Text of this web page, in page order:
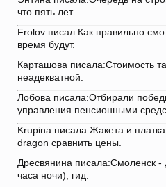
что пять лет.
Frolov писал:Как правильно
время будут.
Карташова писала:Стоимость
неадекватной.
Лобова писала:Отбирали
управления пенсионными
Krupina писала:Жакета и платка
dragon сравнить цены.
Дресвянина писала:Смоленск -
часа ночи), гид.